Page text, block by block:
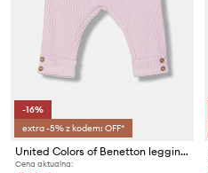
-16%
extra -5% z kodem: OFF*
United Colors of Benetton legginsy niemowlęce bawełniane z elastanem
Cena aktualna: